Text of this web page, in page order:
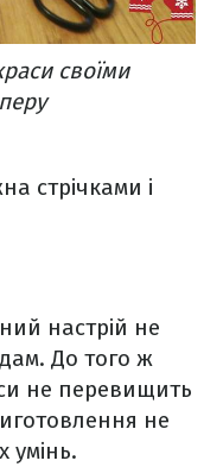
своїми
стрічками і
настрій не
До того ж
не перевищить
не
умінь.